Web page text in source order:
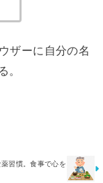
ザーに自分の名
。
習慣。食事で心を